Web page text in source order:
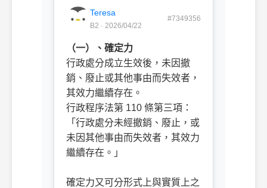
Teresa
B2 · 2026/04/22
#7349356
（一）、確定力
行政處分成立生效後，未因撤
銷、廢止或其他事由而失效者，
其效力繼續存在。
行政程序法第 110 條第三項：
「行政處分未經撤銷、廢止，或
未因其他事由而失效者，其效力
繼續存在。」
確定力又可分形式上與實質上之